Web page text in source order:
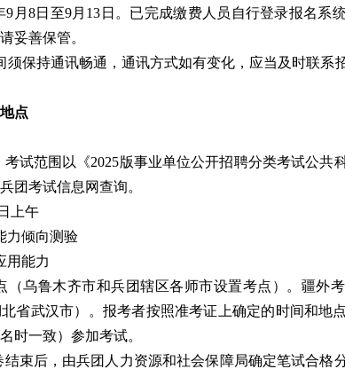
9月8日至9月13日。已完成缴费人员自行登录报名系
妥善保管。
须保持通讯畅通，通讯方式如有变化，应当及时联系
点
试范围以《2025版事业单位公开招聘分类考试公共
团考试信息网查询。
上午
力倾向测验
用能力
（乌鲁木齐市和兵团辖区各师市设置考点）。疆外
省武汉市）。报考者按照准考证上确定的时间和地
时一致）参加考试。
结束后，由兵团人力资源和社会保障局确定笔试合格